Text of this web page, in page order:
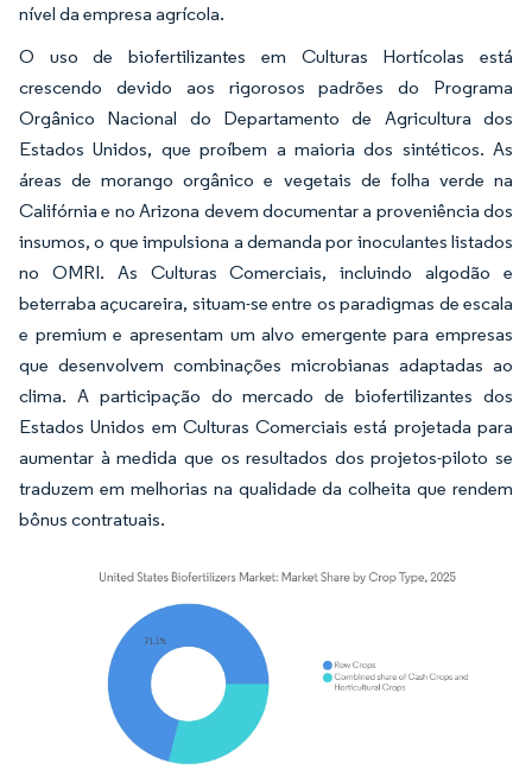
nível da empresa agrícola.
O uso de biofertilizantes em Culturas Hortícolas está
crescendo devido aos rigorosos padrões do Programa
Orgânico Nacional do Departamento de Agricultura dos
Estados Unidos, que proíbem a maioria dos sintéticos. As
áreas de morango orgânico e vegetais de folha verde na
Califórnia e no Arizona devem documentar a proveniência dos
insumos, o que impulsiona a demanda por inoculantes listados
no OMRI. As Culturas Comerciais, incluindo algodão e
beterraba açucareira, situam-se entre os paradigmas de escala
e premium e apresentam um alvo emergente para empresas
que desenvolvem combinações microbianas adaptadas ao
clima. A participação do mercado de biofertilizantes dos
Estados Unidos em Culturas Comerciais está projetada para
aumentar à medida que os resultados dos projetos-piloto se
traduzem em melhorias na qualidade da colheita que rendem
bônus contratuais.